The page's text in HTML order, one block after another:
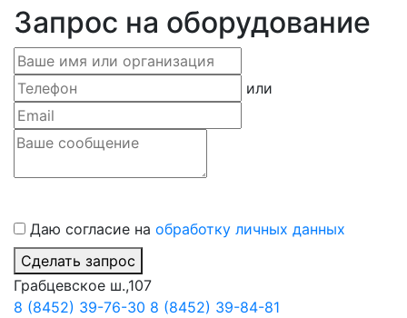
Запрос на оборудование
или
Даю согласие на обработку личных данных
Сделать запрос
Грабцевское ш.,107
8 (8452) 39-76-30 8 (8452) 39-84-81